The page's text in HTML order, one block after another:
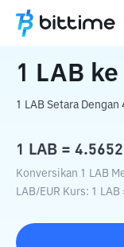
Beranda
1 LAB ke
1 LAB Setara
1 LAB =
Konversikan 1 LAB
LAB/EUR Kurs: 1 LAB